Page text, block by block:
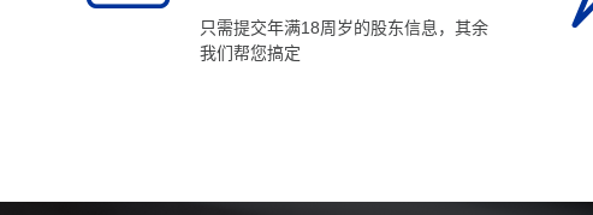
只需提交年满18周岁的股东信息，其余
我们帮您搞定